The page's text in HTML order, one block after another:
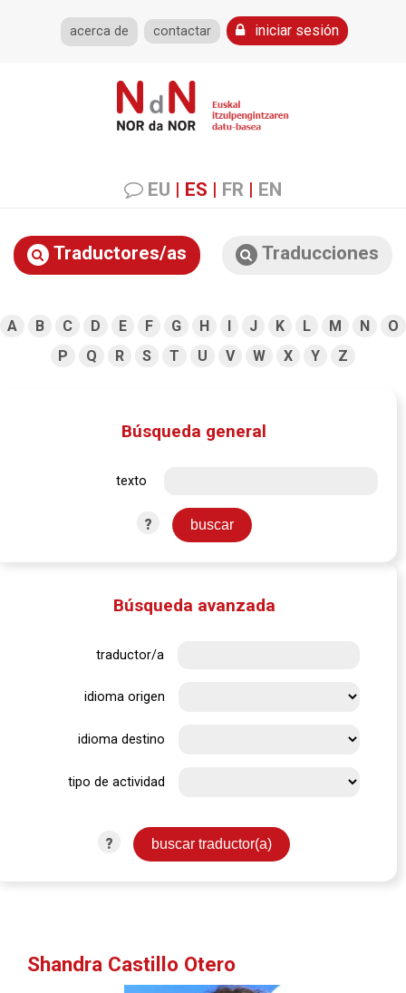
acerca de contactar iniciar sesión
EU | ES | FR | EN
Traductores/as Traducciones
A B C D E F G H I J K L M N
O
P
Q R S T U V W X Y Z
Búsqueda general
texto
?
Búsqueda avanzada
traductor/a
idioma origen
idioma destino
tipo de actividad
?
Shandra Castillo Otero